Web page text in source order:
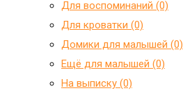
Для воспоминаний (0)
Для кроватки (0)
Домики для малышей (0)
Ещё для малышей (0)
На выписку (0)